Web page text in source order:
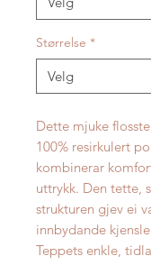
Størrelse *
Dette mjuke
100% resirkulert
kombinerar
uttrykk. Den tette,
strukturen gjev ei
innbydande
Teppets enkle,